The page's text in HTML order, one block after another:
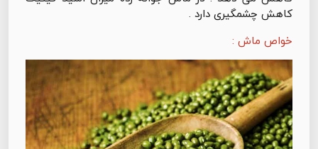
کاهش چشمگیری دارد .
خواص ماش :